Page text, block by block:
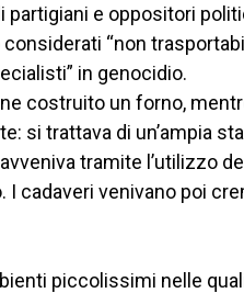
e oppositori
“non
in genocidio.
costruito un forno,
si trattava di un’ampia
tramite l’utilizzo
cadaveri venivano poi
piccolissimi nelle